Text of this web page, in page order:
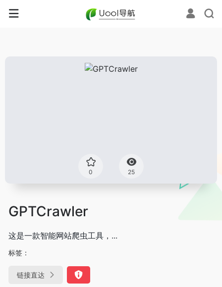
0 25
GPTCrawler
这是一款智能网站爬虫工具，...
标签：
链接直达